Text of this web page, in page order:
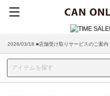
2026/03/18 ■店舗受け取りサービスのご案内